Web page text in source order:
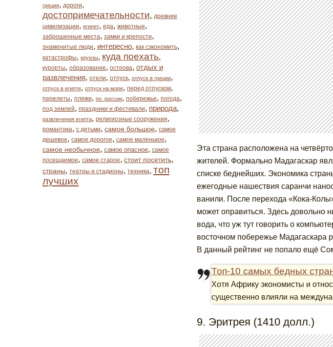
греция, дороги,
достопримечательности, древние
цивилизации, египет, еда, животные,
заброшенные места, замки и крепости,
знаменитые люди, интересно, как сэкономить,
катастрофы, круизы, куда поехать,
курорты, образование, острова, отдых и
развлечения, отели, отпуск, отпуск в греции,
отпуск в египте, отпуск на море, перед отпуском,
перелеты, пляжи, по_россии, побережье, погода,
под землей, праздники и фестивали, природа,
развлечения египта, религиозные сооружения,
романтика, с детьми, самое большое, самое
дешевое, самое дорогое, самое маленькое,
самое необычное, самое опасное, самое
посещаемое, самое старое, стоит посетить,
страны, театры и стадионы, техника, топ
лучших
Эта страна расположена на
жителей. Формально Мадагаскар
списке беднейших. Экономика
ежегодные нашествия саранчи
ванили. После перехода «Кока-
может оправиться. Здесь довольно
вода, что уж тут говорить о
восточном побережье Мадагаскара
В данный рейтинг не попало ещё
Топ-10 самых бедных
Хотя Африку экономисты и
существенно влияли на
9. Эритрея (1410 долл.)